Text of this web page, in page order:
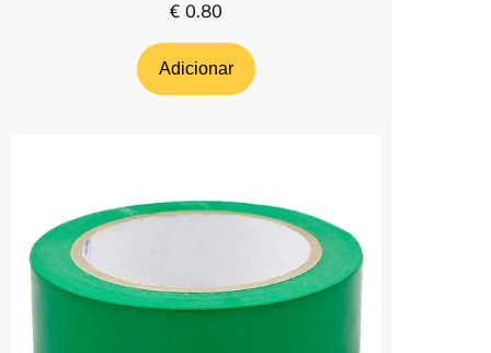
€ 0.80
Adicionar